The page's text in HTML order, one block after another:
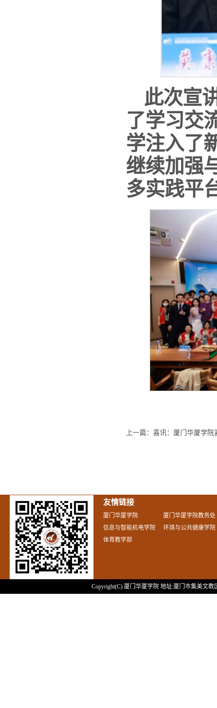
此次宣
了学习交
学注入了
继续加强
多实践平
上一篇： 喜讯：厦门华厦学院喜获2026年度厦门
友情链接
厦门华厦学院
厦门华厦学院教务处
信息与智能机电学院
环境与公共健康学院
体育教学部
Copyright(C) 厦门华厦学院 地址:厦门市集美文教